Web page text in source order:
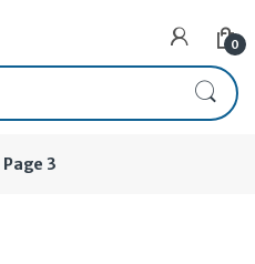
0
Page 3